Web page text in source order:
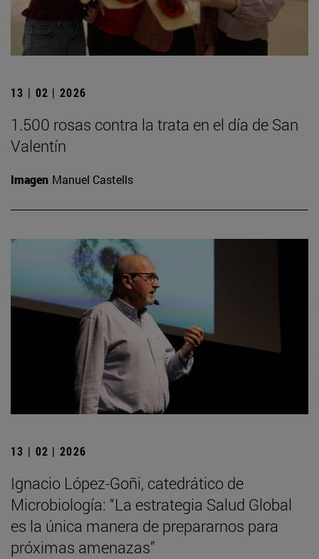
13 | 02 | 2026
1.500 rosas contra la trata en el día de San
Valentín
Imagen Manuel Castells
13 | 02 | 2026
Ignacio López-Goñi, catedrático de
Microbiología: “La estrategia Salud Global
es la única manera de prepararnos para
próximas amenazas”